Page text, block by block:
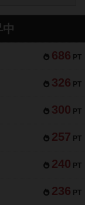
686 PT
326 PT
300 PT
257 PT
240 PT
236 PT